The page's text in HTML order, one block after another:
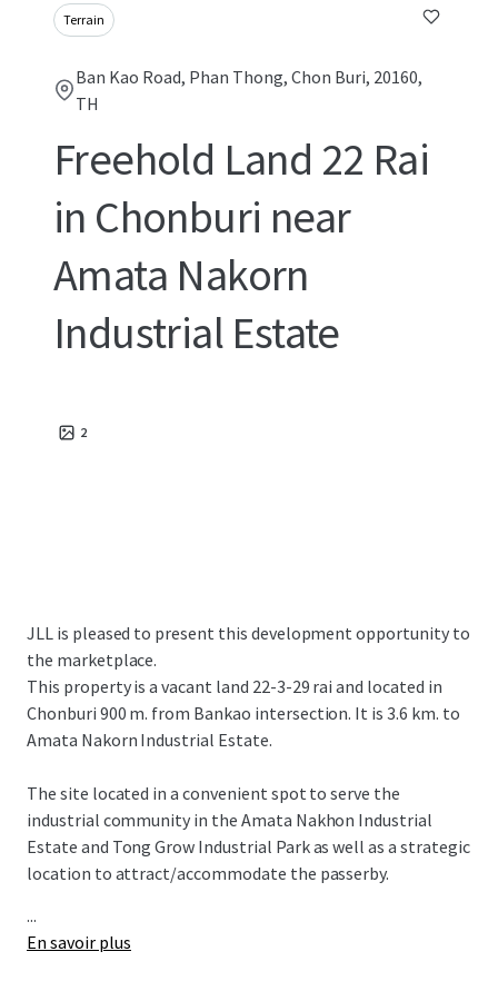
Terrain
Ban Kao Road, Phan Thong, Chon Buri, 20160,
TH
Freehold Land 22 Rai
in Chonburi near
Amata Nakorn
Industrial Estate
2
JLL is pleased to present this development opportunity to
the marketplace.
This property is a vacant land 22-3-29 rai and located in
Chonburi 900 m. from Bankao intersection. It is 3.6 km. to
Amata Nakorn Industrial Estate.
The site located in a convenient spot to serve the
industrial community in the Amata Nakhon Industrial
Estate and Tong Grow Industrial Park as well as a strategic
location to attract/accommodate the passerby.
...
En savoir plus